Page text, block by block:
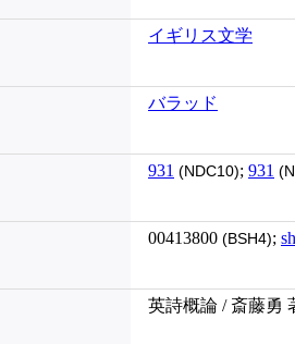
イギリス文学
バラッド
931 (NDC10); 931
00413800 (BSH4);
英詩概論 / 斎藤勇